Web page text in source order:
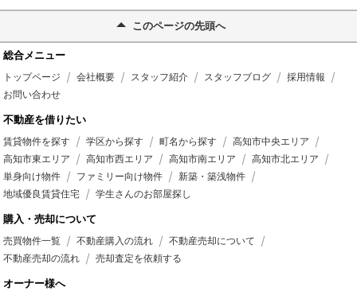
このページの先頭へ
総合メニュー
トップページ 会社概要 スタッフ紹介 スタッフブログ
採用情報
お問い合わせ
不動産を借りたい
賃貸物件を探す 学区から探す 町名から探す
高知市中央エリア
高知市東エリア
高知市西エリア 高知市南エリア
高知市北エリア
単身向け物件
ファミリー向け物件
新築・築浅物件
地域優良賃貸住宅
学生さんのお部屋探し
購入・売却について
売買物件一覧 不動産購入の流れ
不動産売却について
不動産売却の流れ
売却査定を依頼する
オーナー様へ